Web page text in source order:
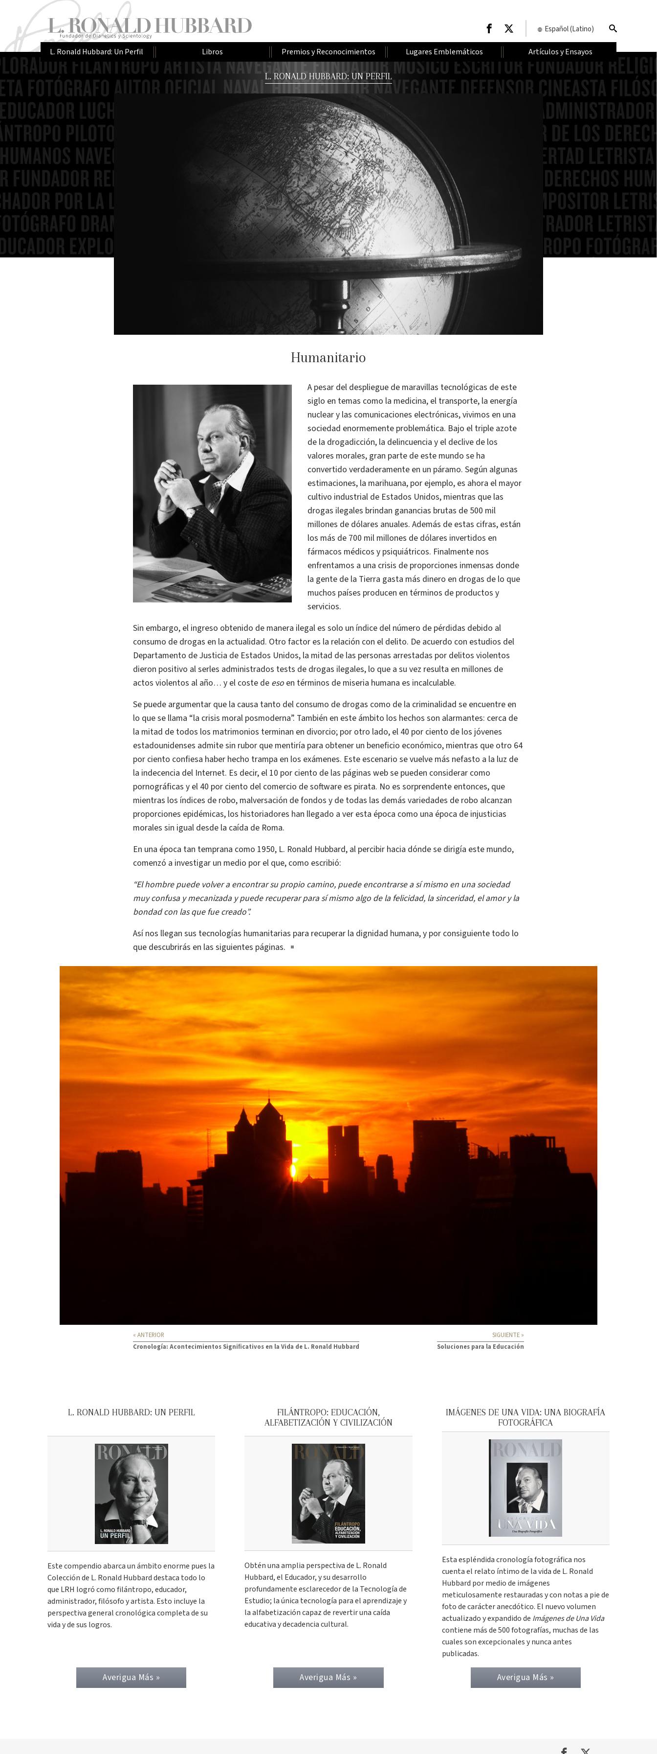
Español (Latino)
L. Ronald Hubbard: Un Perfil Libros Premios y Reconocimientos Lugares Emblemáticos Artículos y Ensayos
L. RONALD HUBBARD: UN PERFIL
Humanitario
A pesar del despliegue de maravillas tecnológicas de este
siglo en temas como la medicina, el transporte, la energía
nuclear y las comunicaciones electrónicas, vivimos en una
sociedad enormemente problemática. Bajo el triple azote
de la drogadicción, la delincuencia y el declive de los
valores morales, gran parte de este mundo se ha
convertido verdaderamente en un páramo. Según algunas
estimaciones, la marihuana, por ejemplo, es ahora el mayor
cultivo industrial de Estados Unidos, mientras que las
drogas ilegales brindan ganancias brutas de 500 mil
millones de dólares anuales. Además de estas cifras, están
los más de 700 mil millones de dólares invertidos en
fármacos médicos y psiquiátricos. Finalmente nos
enfrentamos a una crisis de proporciones inmensas donde
la gente de la Tierra gasta más dinero en drogas de lo que
muchos países producen en términos de productos y
servicios.
Sin embargo, el ingreso obtenido de manera ilegal es solo un índice del número de pérdidas debido al
consumo de drogas en la actualidad. Otro factor es la relación con el delito. De acuerdo con estudios del
Departamento de Justicia de Estados Unidos, la mitad de las personas arrestadas por delitos violentos
dieron positivo al serles administrados tests de drogas ilegales, lo que a su vez resulta en millones de
actos violentos al año… y el coste de eso en términos de miseria humana es incalculable.
Se puede argumentar que la causa tanto del consumo de drogas como de la criminalidad se encuentre en
lo que se llama “la crisis moral posmoderna”. También en este ámbito los hechos son alarmantes: cerca de
la mitad de todos los matrimonios terminan en divorcio; por otro lado, el 40 por ciento de los jóvenes
estadounidenses admite sin rubor que mentiría para obtener un beneficio económico, mientras que otro 64
por ciento confiesa haber hecho trampa en los exámenes. Este escenario se vuelve más nefasto a la luz de
la indecencia del Internet. Es decir, el 10 por ciento de las páginas web se pueden considerar como
pornográficas y el 40 por ciento del comercio de software es pirata. No es sorprendente entonces, que
mientras los índices de robo, malversación de fondos y de todas las demás variedades de robo alcanzan
proporciones epidémicas, los historiadores han llegado a ver esta época como una época de injusticias
morales sin igual desde la caída de Roma.
En una época tan temprana como 1950, L. Ronald Hubbard, al percibir hacia dónde se dirigía este mundo,
comenzó a investigar un medio por el que, como escribió:
“El hombre puede volver a encontrar su propio camino, puede encontrarse a sí mismo en una sociedad
muy confusa y mecanizada y puede recuperar para sí mismo algo de la felicidad, la sinceridad, el amor y la
bondad con las que fue creado”.
Así nos llegan sus tecnologías humanitarias para recuperar la dignidad humana, y por consiguiente todo lo
que descubrirás en las siguientes páginas.
« ANTERIOR
Cronología: Acontecimientos Signiﬁcativos en la Vida de L. Ronald Hubbard
SIGUIENTE »
Soluciones para la Educación
L. RONALD HUBBARD: UN PERFIL
Este compendio abarca un ámbito enorme pues la
Colección de L. Ronald Hubbard destaca todo lo
que LRH logró como filántropo, educador,
administrador, filósofo y artista. Esto incluye la
perspectiva general cronológica completa de su
vida y de sus logros.
Averigua Más »
FILÁNTROPO: EDUCACIÓN,
ALFABETIZACIÓN Y CIVILIZACIÓN
Obtén una amplia perspectiva de L. Ronald
Hubbard, el Educador, y su desarrollo
profundamente esclarecedor de la Tecnología de
Estudio; la única tecnología para el aprendizaje y
la alfabetización capaz de revertir una caída
educativa y decadencia cultural.
Averigua Más »
IMÁGENES DE UNA VIDA: UNA BIOGRAFÍA
FOTOGRÁFICA
Esta espléndida cronología fotográfica nos
cuenta el relato íntimo de la vida de L. Ronald
Hubbard por medio de imágenes
meticulosamente restauradas y con notas a pie de
foto de carácter anecdótico. El nuevo volumen
actualizado y expandido de Imágenes de Una Vida
contiene más de 500 fotografías, muchas de las
cuales son excepcionales y nunca antes
publicadas.
Averigua Más »